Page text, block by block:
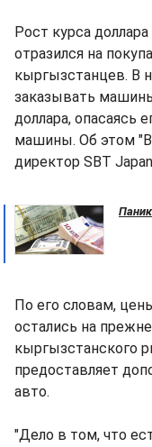
Рост курса
отразился на
кыргызстанцев. В
заказывать
доллара, опасаясь
машины. Об этом
директор SBT
По его словам,
остались на
кыргызстанского
предоставляет
авто.
"Дело в том, что